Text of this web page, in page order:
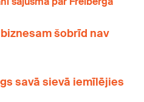
šobrīd nav
savā sievā iemīlējies